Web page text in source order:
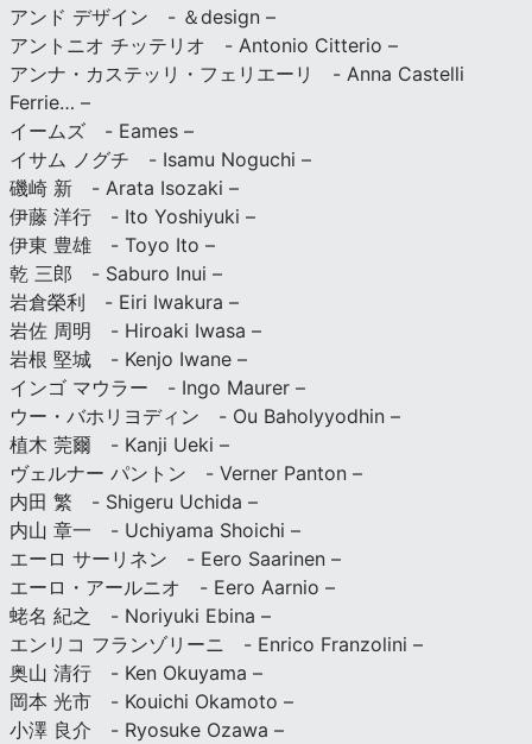
アンド デザイン - ＆design –
アントニオ チッテリオ - Antonio Citterio –
アンナ・カステッリ・フェリエーリ - Anna Castelli
Ferrie… –
イームズ - Eames –
イサム ノグチ - Isamu Noguchi –
磯崎 新 - Arata Isozaki –
伊藤 洋行 - Ito Yoshiyuki –
伊東 豊雄 - Toyo Ito –
乾 三郎 - Saburo Inui –
岩倉榮利 - Eiri Iwakura –
岩佐 周明 - Hiroaki Iwasa –
岩根 堅城 - Kenjo Iwane –
インゴ マウラー - Ingo Maurer –
ウー・バホリヨディン - Ou Baholyyodhin –
植木 莞爾 - Kanji Ueki –
ヴェルナー パントン - Verner Panton –
内田 繁 - Shigeru Uchida –
内山 章一 - Uchiyama Shoichi –
エーロ サーリネン - Eero Saarinen –
エーロ・アールニオ - Eero Aarnio –
蛯名 紀之 - Noriyuki Ebina –
エンリコ フランゾリーニ - Enrico Franzolini –
奥山 清行 - Ken Okuyama –
岡本 光市 - Kouichi Okamoto –
小澤 良介 - Ryosuke Ozawa –